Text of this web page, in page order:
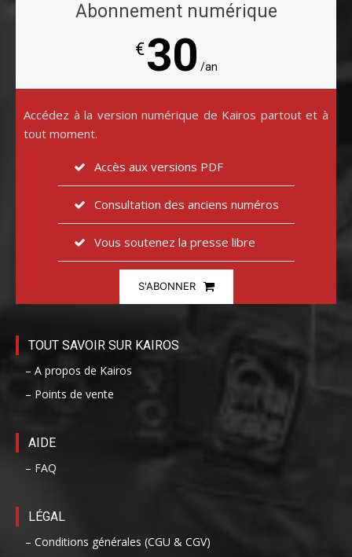
Abonnement numérique
€30 /an
Accédez à la version numérique de Kairos partout et à
tout moment.
Accès aux versions PDF
Consultation des anciens numéros
Vous soutenez la presse libre
S'ABONNER
TOUT SAVOIR SUR KAIROS
– A propos de Kairos
– Points de vente
AIDE
– FAQ
LÉGAL
– Conditions générales (CGU & CGV)